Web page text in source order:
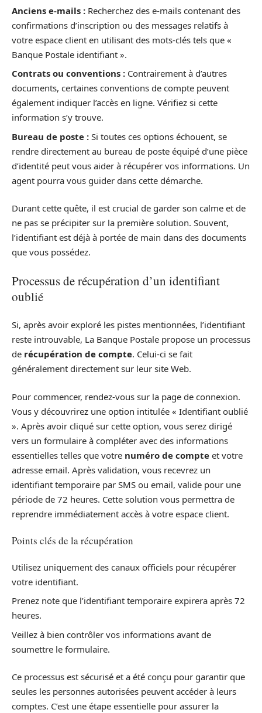
Anciens e-mails : Recherchez des e-mails contenant des
confirmations d’inscription ou des messages relatifs à
votre espace client en utilisant des mots-clés tels que «
Banque Postale identifiant ».
Contrats ou conventions : Contrairement à d’autres
documents, certaines conventions de compte peuvent
également indiquer l’accès en ligne. Vérifiez si cette
information s’y trouve.
Bureau de poste : Si toutes ces options échouent, se
rendre directement au bureau de poste équipé d’une pièce
d’identité peut vous aider à récupérer vos informations. Un
agent pourra vous guider dans cette démarche.
Durant cette quête, il est crucial de garder son calme et de
ne pas se précipiter sur la première solution. Souvent,
l’identifiant est déjà à portée de main dans des documents
que vous possédez.
Processus de récupération d’un identifiant
oublié
Si, après avoir exploré les pistes mentionnées, l’identifiant
reste introuvable, La Banque Postale propose un processus
de récupération de compte. Celui-ci se fait
généralement directement sur leur site Web.
Pour commencer, rendez-vous sur la page de connexion.
Vous y découvrirez une option intitulée « Identifiant oublié
». Après avoir cliqué sur cette option, vous serez dirigé
vers un formulaire à compléter avec des informations
essentielles telles que votre numéro de compte et votre
adresse email. Après validation, vous recevrez un
identifiant temporaire par SMS ou email, valide pour une
période de 72 heures. Cette solution vous permettra de
reprendre immédiatement accès à votre espace client.
Points clés de la récupération
Utilisez uniquement des canaux officiels pour récupérer
votre identifiant.
Prenez note que l’identifiant temporaire expirera après 72
heures.
Veillez à bien contrôler vos informations avant de
soumettre le formulaire.
Ce processus est sécurisé et a été conçu pour garantir que
seules les personnes autorisées peuvent accéder à leurs
comptes. C’est une étape essentielle pour assurer la